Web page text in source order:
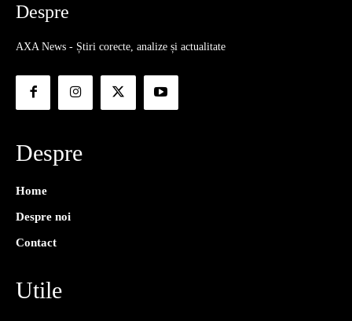
Despre
AXA News - Știri corecte, analize și actualitate
Despre
Home
Despre noi
Contact
Utile